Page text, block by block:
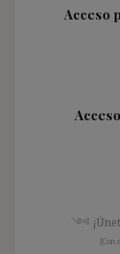
Acceso
༺
[Con